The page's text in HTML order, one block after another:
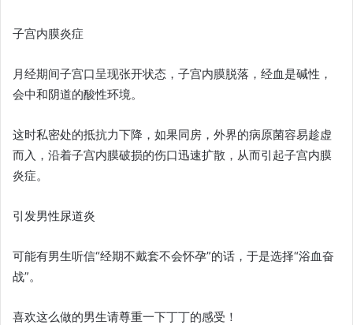
子宫内膜炎症
月经期间子宫口呈现张开状态，子宫内膜脱落，经血是碱性，
会中和阴道的酸性环境。
这时私密处的抵抗力下降，如果同房，外界的病原菌容易趁虚
而入，沿着子宫内膜破损的伤口迅速扩散，从而引起子宫内膜
炎症。
引发男性尿道炎
可能有男生听信“经期不戴套不会怀孕”的话，于是选择“浴血奋
战”。
喜欢这么做的男生请尊重一下丁丁的感受！